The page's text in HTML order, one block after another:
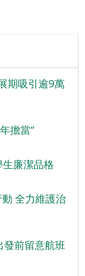
期吸引逾9萬
擔當”
生廉潔品格
全力維護治
發前留意航班